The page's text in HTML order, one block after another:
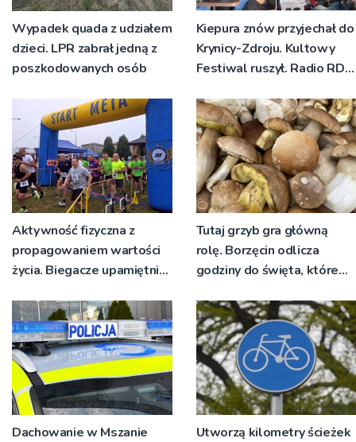
Wypadek quada z udziałem
dzieci. LPR zabrał jedną z
poszkodowanych osób
Kiepura znów przyjechał do
Krynicy-Zdroju. Kultowy
Festiwal ruszył. Radio RDN
żywo [ZDJĘCIA]
Aktywność fizyczna z
propagowaniem wartości
życia. Biegacze upamiętnili
Tutaj grzyb gra główną
rolę. Borzęcin odlicza
godziny do święta, które
pokoleń
Dachowanie w Mszanie
Utworzą kilometry ścieżek